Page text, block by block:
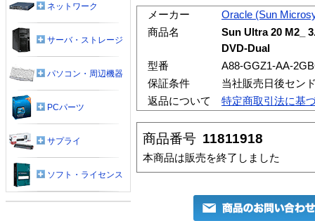
メーカー
Oracle (Sun
商品名
Sun Ultra 20 M2_
DVD-Dual
型番
A88-GGZ1-AA-
保証条件
当社販売日後セン
返品について
特定商取引法に基
商品番号 11811918
本商品は販売を終了しました
ネットワーク
サーバ・ストレージ
パソコン・周辺機器
PCパーツ
サプライ
ソフト・ライセンス